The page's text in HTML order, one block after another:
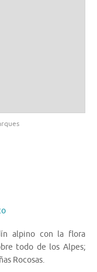
alpino con la flora
todo de los Alpes;
Rocosas.